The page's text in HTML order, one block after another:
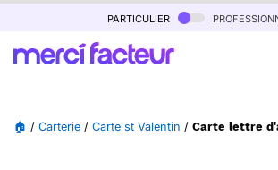
particulier
🏠 / Carterie / Carte st Valentin / Carte lettre